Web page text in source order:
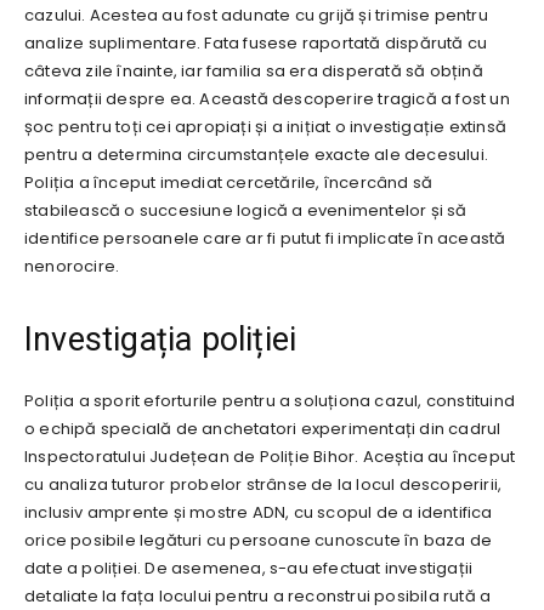
cazului. Acestea au fost adunate cu grijă și trimise pentru
analize suplimentare. Fata fusese raportată dispărută cu
câteva zile înainte, iar familia sa era disperată să obțină
informații despre ea. Această descoperire tragică a fost un
șoc pentru toți cei apropiați și a inițiat o investigație extinsă
pentru a determina circumstanțele exacte ale decesului.
Poliția a început imediat cercetările, încercând să
stabilească o succesiune logică a evenimentelor și să
identifice persoanele care ar fi putut fi implicate în această
nenorocire.
Investigația poliției
Poliția a sporit eforturile pentru a soluționa cazul, constituind
o echipă specială de anchetatori experimentați din cadrul
Inspectoratului Județean de Poliție Bihor. Aceștia au început
cu analiza tuturor probelor strânse de la locul descoperirii,
inclusiv amprente și mostre ADN, cu scopul de a identifica
orice posibile legături cu persoane cunoscute în baza de
date a poliției. De asemenea, s-au efectuat investigații
detaliate la fața locului pentru a reconstrui posibila rută a